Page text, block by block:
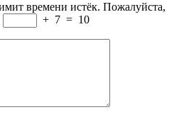
времени истёк. Пожалуйста,
+ 7 = 10